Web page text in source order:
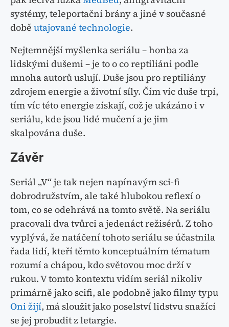
systémy, teleportační brány a jiné v současné
době utajované technologie.
Nejtemnější myšlenka seriálu – honba za
lidskými dušemi – je to o co reptiliáni podle
mnoha autorů uslují. Duše jsou pro reptiliány
zdrojem energie a životní síly. Čím víc duše trpí,
tím víc této energie získají, což je ukázáno i v
seriálu, kde jsou lidé mučení a je jim
skalpována duše.
Závěr
Seriál „V“ je tak nejen napínavým sci-fi
dobrodružstvím, ale také hlubokou reflexí o
tom, co se odehrává na tomto světě. Na seriálu
pracovali dva tvůrci a jedenáct režisérů. Z toho
vyplývá, že natáčení tohoto seriálu se účastnila
řada lidí, kteří těmto konceptuálním tématum
rozumí a chápou, kdo světovou moc drží v
rukou. V tomto kontextu vidím seriál nikoliv
primárně jako scifi, ale podobně jako filmy typu
Oni žijí, má sloužit jako poselství lidstvu snažící
se jej probudit z letargie.